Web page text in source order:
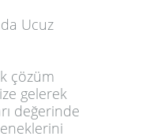
Ucuz
çözüm
gelerek
değerinde